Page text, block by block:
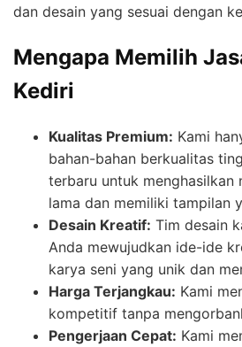
dan desain yang sesuai dengan
Mengapa Memilih
Kediri
Kualitas Premium: Kami
bahan-bahan berkualitas
terbaru untuk menghasilkan
lama dan memiliki tampilan
Desain Kreatif: Tim desain
Anda mewujudkan ide-ide
karya seni yang unik dan
Harga Terjangkau: Kami
kompetitif tanpa
Pengerjaan Cepat: Kami